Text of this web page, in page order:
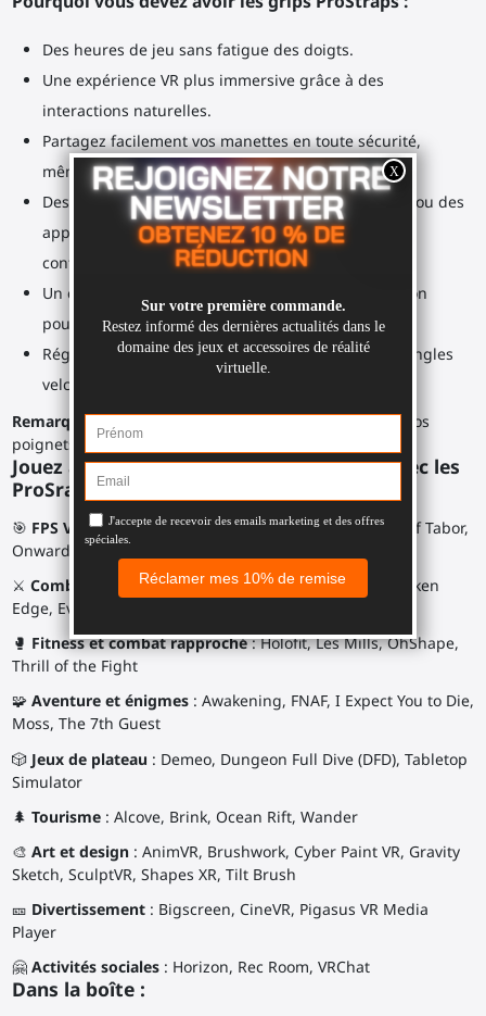
Des heures de jeu sans fatigue des doigts.
Une expérience VR plus immersive grâce à des
interactions naturelles.
Partagez facilement vos manettes en toute sécurité,
même avec des débutants en VR.
Des straps similaires au "Knuckles" du Valve Index ou des
appareils photos professionnels, sécurisées et
confortables.
Un coussin confortable et résistant à la transpiration
pour les jeux et entraînements les plus intenses.
Réglable à toutes les tailles de main grâce à ses sangles
velcro élastiques.
Remarque: passez toujours les dragonnes autour de vos
poignets. C’est une sécurité obligatoire et gratuite.
Jouez à une grande diversité de jeux VR avec les
ProSraps :
🎯 FPS VR avec ou sans gunstock: Breachers, Ghosts of Tabor,
Onward, Pavlov, The Light Brigade
⚔ Combat à l’épée: Beat Saber, Blade and Sorcery, Broken
Edge, Everslaught, Until You Fall
🥊 Fitness et combat rapproché: Holofit, Les Mills, OhShape,
Thrill of the Fight
🧩 Aventure et énigmes: Awakening, FNAF, I Expect You to Die,
Moss, The 7th Guest
🎲 Jeux de plateau : Demeo, Dungeon Full Dive (DFD), Tabletop
Simulator
🌲 Tourisme: Alcove, Brink, Ocean Rift, Wander
🎨 Art et design: AnimVR, Brushwork, Cyber Paint VR, Gravity
Sketch, SculptVR, Shapes XR, Tilt Brush
🎫 Divertissement: Bigscreen, CineVR, Pigasus VR Media
Player
🤗 Activités sociales: Horizon, Rec Room, VRChat
Dans la boîte :